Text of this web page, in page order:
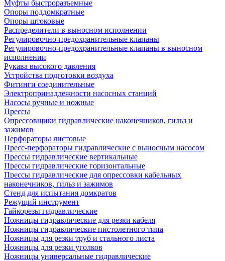
Муфты быстроразъемные
Опоры поддомкратные
Опоры штоковые
Распределители в выносном исполнении
Регулировочно-предохранительные клапаны
Регулировочно-предохранительные клапаны в выносном
исполнении
Рукава высокого давления
Устройства подготовки воздуха
Фитинги соединительные
Электропринадлежности насосных станций
Насосы ручные и ножные
Прессы
Опрессовщики гидравлические наконечников, гильз и
зажимов
Перфораторы листовые
Пресс-перфораторы гидравлические с выносным насосом
Прессы гидравлические вертикальные
Прессы гидравлические горизонтальные
Прессы гидравлические для опрессовки кабельных
наконечников, гильз и зажимов
Стенд для испытания домкратов
Режущий инструмент
Гайкорезы гидравлические
Ножницы гидравлические для резки кабеля
Ножницы гидравлические пистолетного типа
Ножницы для резки труб и стального листа
Ножницы для резки уголков
Ножницы универсальные гидравлические